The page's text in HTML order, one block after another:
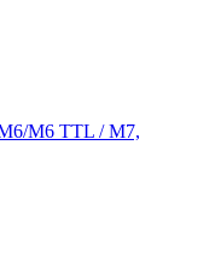
M6 TTL / M7,